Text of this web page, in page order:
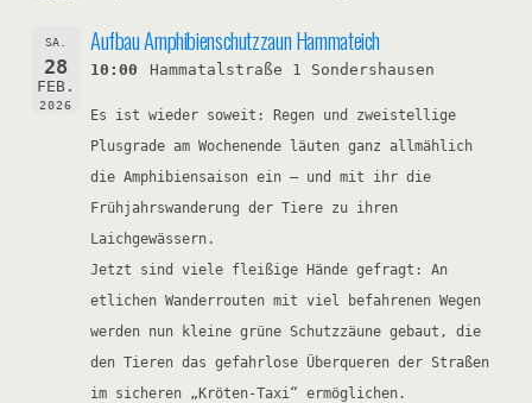
SA.
28
FEB.
2026
Aufbau Amphibienschutzzaun Hammateich
10:00 Hammatalstraße 1 Sondershausen
Es ist wieder soweit: Regen und zweistellige
Plusgrade am Wochenende läuten ganz allmählich
die Amphibiensaison ein – und mit ihr die
Frühjahrswanderung der Tiere zu ihren
Laichgewässern.
Jetzt sind viele fleißige Hände gefragt: An
etlichen Wanderrouten mit viel befahrenen Wegen
werden nun kleine grüne Schutzzäune gebaut, die
den Tieren das gefahrlose Überqueren der Straßen
im sicheren „Kröten-Taxi“ ermöglichen.